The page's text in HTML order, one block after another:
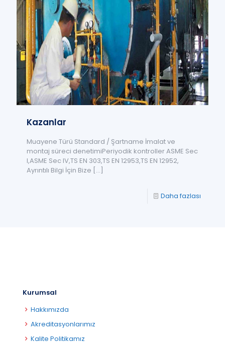
Kazanlar
Muayene Türü Standard / Şartname İmalat ve
montaj süreci denetimiPeriyodik kontroller ASME Sec
I,ASME Sec IV,TS EN 303,TS EN 12953,TS EN 12952,
Ayrıntılı Bilgi İçin Bize […]
Daha fazlası
Kurumsal
Hakkımızda
Akreditasyonlarımız
Kalite Politikamız